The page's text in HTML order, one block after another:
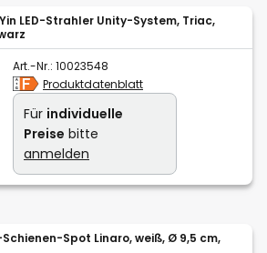
LED-Strahler Unity-System, Triac,
Art.-Nr.: 10023548
Produktdatenblatt
Für individuelle
Preise bitte
anmelden
Schienen-Spot Linaro, weiß, Ø 9,5 cm,